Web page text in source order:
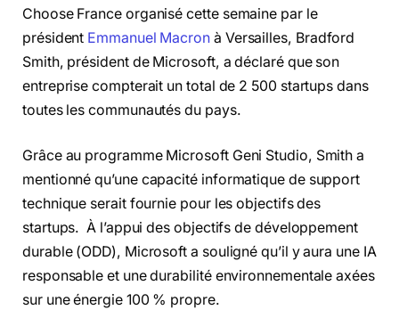
Choose France organisé cette semaine par le
président Emmanuel Macron à Versailles, Bradford
Smith, président de Microsoft, a déclaré que son
entreprise compterait un total de 2 500 startups dans
toutes les communautés du pays.
Grâce au programme Microsoft Geni Studio, Smith a
mentionné qu’une capacité informatique de support
technique serait fournie pour les objectifs des
startups. À l’appui des objectifs de développement
durable (ODD), Microsoft a souligné qu’il y aura une IA
responsable et une durabilité environnementale axées
sur une énergie 100 % propre.